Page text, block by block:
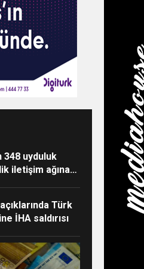
348 uyduluk
iletişim ağına
Türk
İHA saldırısı